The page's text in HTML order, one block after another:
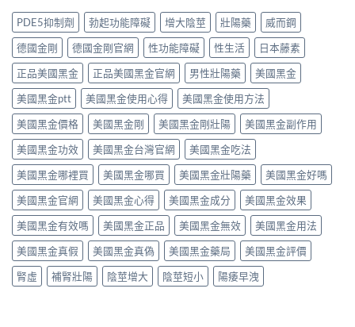
賴
性、
停
藥
反
應
與
安
全
用
法
完
整
解
析〉
中
制、
用
法
與
安
全
指
南〉
中
痛、
鼻
塞
是
正
常
的？
哪
些
情
況
必
須
停
藥
就
醫〉
中
勃
起
功
能
障
礙
的
服
用
方
法、
效
果
與
副
作
用
完
整
指
南〉
照
做，
犀
利
士
（他
達
拉
非）
食
唔
食
得？
先
睇
你
食
緊
咩
感
冒
PDE5抑制劑 勃起功能障礙 增大陰莖 壯陽藥
威而鋼
德國金剛
德國金剛官網 性功能障礙 性生活
日本藤素
正品美國黑金
正品美國黑金官網 男性壯陽藥
美國黑金
美國黑金ptt
美國黑金使用心得
美國黑金使用方法
美國黑金價格
美國黑金剛 美國黑金剛壯陽
美國黑金副作用
美國黑金功效
美國黑金台灣官網
美國黑金吃法
美國黑金哪裡買
美國黑金哪買 美國黑金壯陽藥
美國黑金好嗎
美國黑金官網
美國黑金心得 美國黑金成分
美國黑金效果
美國黑金有效嗎
美國黑金正品 美國黑金無效
美國黑金用法
美國黑金真假
美國黑金真偽 美國黑金藥局
美國黑金評價
腎虛
補腎壯陽 陰莖增大 陰莖短小 陽痿早洩